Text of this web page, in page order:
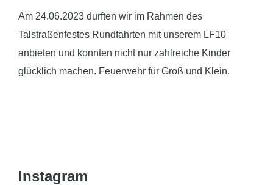
Am 24.06.2023 durften wir im Rahmen des
Talstraßenfestes Rundfahrten mit unserem LF10
anbieten und konnten nicht nur zahlreiche Kinder
glücklich machen. Feuerwehr für Groß und Klein.
Instagram